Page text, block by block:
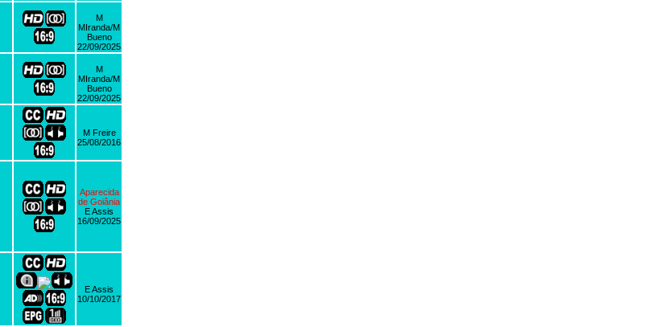
M
MIranda/M
Bueno
22/09/2025
M
MIranda/M
Bueno
22/09/2025
M Freire
25/08/2016
Aparecida
de Goiânia
E Assis
16/09/2025
E Assis
10/10/2017